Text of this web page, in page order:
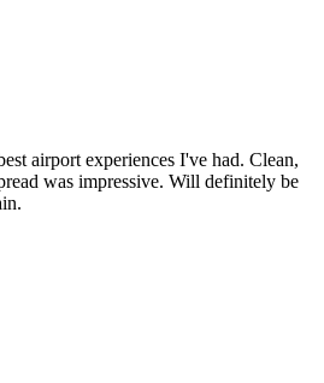
airport experiences I've had. Clean,
was impressive. Will definitely be